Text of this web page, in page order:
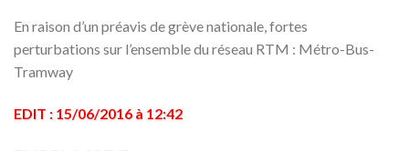
En raison d’un préavis de grève nationale, fortes
perturbations sur l’ensemble du réseau RTM : Métro-Bus-
Tramway
EDIT : 15/06/2016 à 12:42